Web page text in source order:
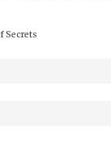
Secrets